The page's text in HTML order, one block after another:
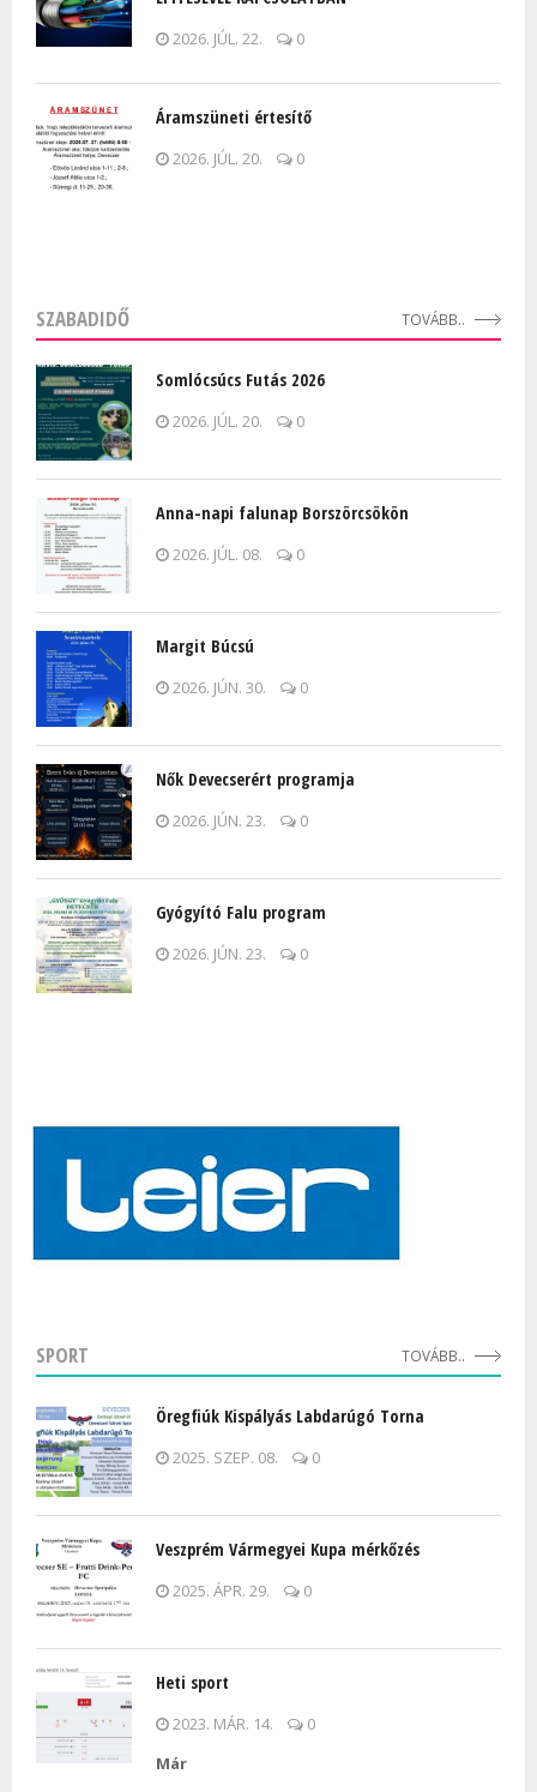
2026. JÚL. 22. 0
Áramszüneti értesítő
2026. JÚL. 20. 0
SZABADIDŐ
Somlócsúcs Futás 2026
2026. JÚL. 20. 0
Anna-napi falunap Borszörcsökön
2026. JÚL. 08. 0
Margit Búcsú
2026. JÚN. 30. 0
Nők Devecserért programja
2026. JÚN. 23. 0
Gyógyító Falu program
2026. JÚN. 23. 0
TOVÁBB..
SPORT
Öregfiúk Kispályás Labdarúgó Torna
2025. SZEP. 08. 0
Veszprém Vármegyei Kupa mérkőzés
2025. ÁPR. 29. 0
Heti sport
2023. MÁR. 14.
0
Már
TOVÁBB..